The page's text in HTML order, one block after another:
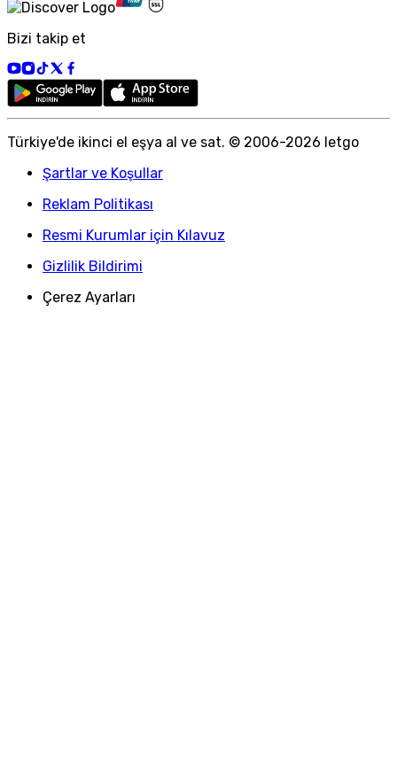
Bizi takip et
Türkiye'de ikinci el eşya al ve sat. © 2006-2026 letgo
Şartlar ve Koşullar
Reklam Politikası
Resmi Kurumlar için Kılavuz
Gizlilik Bildirimi
Çerez Ayarları